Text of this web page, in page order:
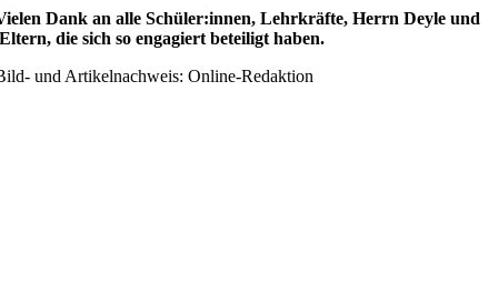
Dank an alle Schüler:innen, Lehrkräfte, Herrn Deyle und
die sich so engagiert beteiligt haben.
und Artikelnachweis: Online-Redaktion